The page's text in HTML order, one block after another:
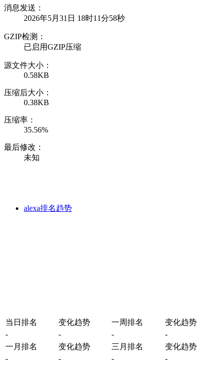
消息发送：
2026年5月31日 18时11分58秒
GZIP检测：
已启用GZIP压缩
源文件大小：
0.58KB
压缩后大小：
0.38KB
压缩率：
35.56%
最后修改：
未知
alexa排名趋势
当日排名 变化趋势 一周排名
变化趋势
-
- -
-
一月排名
变化趋势 三月排名
变化趋势
-
- - -